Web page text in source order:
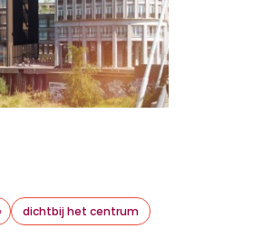
dichtbij het centrum